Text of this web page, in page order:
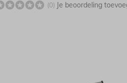
(0) Je beoordeling